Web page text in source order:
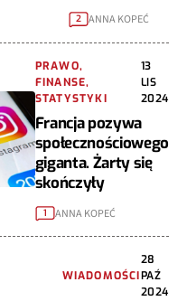
2 ANNA KOPEĆ
PRAWO,
FINANSE,
STATYSTYKI
13
LIS
2024
Francja pozywa
społecznościowego
giganta. Żarty się
skończyły
1 ANNA KOPEĆ
WIADOMOŚCI
28
PAŹ
2024